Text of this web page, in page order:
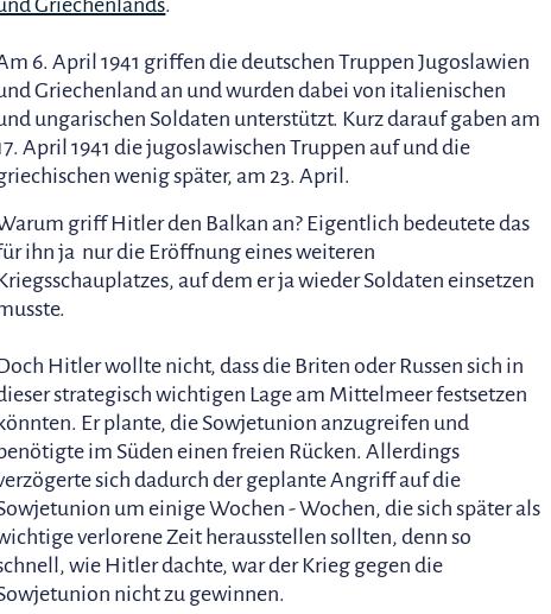
Griechenlands.
6. April 1941 griffen die deutschen Truppen Jugoslawien
Griechenland an und wurden dabei von italienischen
ungarischen Soldaten unterstützt. Kurz darauf gaben am
April 1941 die jugoslawischen Truppen auf und die
wenig später, am 23. April.
griff Hitler den Balkan an? Eigentlich bedeutete das
ihn ja nur die Eröffnung eines weiteren
auf dem er ja wieder Soldaten einsetzen
Hitler wollte nicht, dass die Briten oder Russen sich in
strategisch wichtigen Lage am Mittelmeer festsetzen
könnten. Er plante, die Sowjetunion anzugreifen und
im Süden einen freien Rücken. Allerdings
sich dadurch der geplante Angriff auf die
um einige Wochen - Wochen, die sich später als
verlorene Zeit herausstellen sollten, denn so
wie Hitler dachte, war der Krieg gegen die
nicht zu gewinnen.